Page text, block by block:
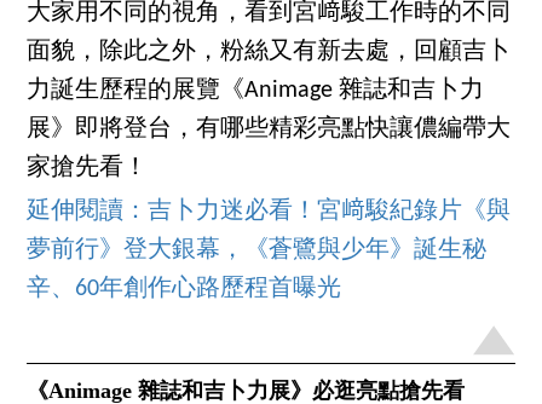
大家用不同的視角，看到宮﨑駿工作時的不同
面貌，除此之外，粉絲又有新去處，回顧吉卜
力誕生歷程的展覽《Animage 雜誌和吉卜力
展》即將登台，有哪些精彩亮點快讓儂編帶大
家搶先看！
延伸閱讀：吉卜力迷必看！宮﨑駿紀錄片《與
夢前行》登大銀幕，《蒼鷺與少年》誕生秘
辛、60年創作心路歷程首曝光
《Animage 雜誌和吉卜力展》必逛亮點搶先看